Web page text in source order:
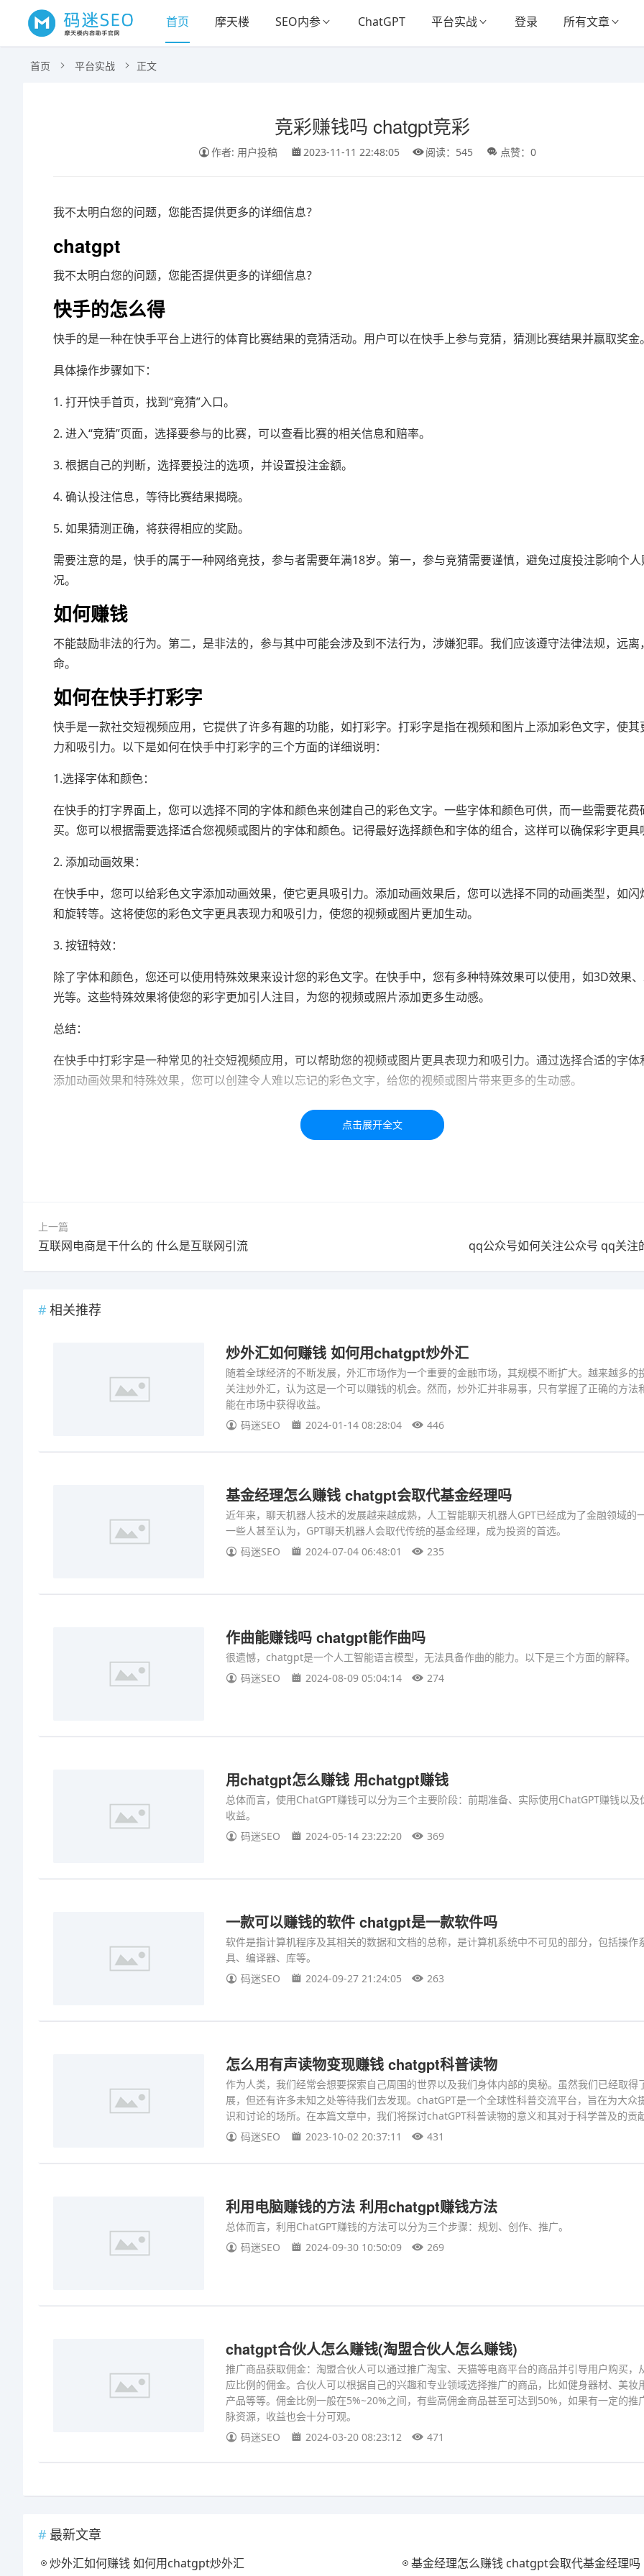
首页 摩天楼 SEO内参 ChatGPT 平台实战 登录 所有文章
首页 平台实战 正文
竞彩赚钱吗 chatgpt竞彩
作者: 用户投稿 2023-11-11 22:48:05 阅读：545 点赞：0
我不太明白您的问题，您能否提供更多的详细信息？
chatgpt
我不太明白您的问题，您能否提供更多的详细信息？
快手的怎么得
快手的是一种在快手平台上进行的体育比赛结果的竞猜活动。用户可以在快手上参与竞猜，猜测比赛结果并赢取奖金。
具体操作步骤如下：
1. 打开快手首页，找到“竞猜”入口。
2. 进入“竞猜”页面，选择要参与的比赛，可以查看比赛的相关信息和赔率。
3. 根据自己的判断，选择要投注的选项，并设置投注金额。
4. 确认投注信息，等待比赛结果揭晓。
5. 如果猜测正确，将获得相应的奖励。
需要注意的是，快手的属于一种网络竞技，参与者需要年满18岁。第一，参与竞猜需要谨慎，避免过度投注影响个
况。
如何赚钱
不能鼓励非法的行为。第二，是非法的，参与其中可能会涉及到不法行为，涉嫌犯罪。我们应该遵守法律法规，远离
命。
如何在快手打彩字
快手是一款社交短视频应用，它提供了许多有趣的功能，如打彩字。打彩字是指在视频和图片上添加彩色文字，使其
力和吸引力。以下是如何在快手中打彩字的三个方面的详细说明：
1.选择字体和颜色：
在快手的打字界面上，您可以选择不同的字体和颜色来创建自己的彩色文字。一些字体和颜色可供，而一些需要花费
买。您可以根据需要选择适合您视频或图片的字体和颜色。记得最好选择颜色和字体的组合，这样可以确保彩字更具
2. 添加动画效果：
在快手中，您可以给彩色文字添加动画效果，使它更具吸引力。添加动画效果后，您可以选择不同的动画类型，如闪
和旋转等。这将使您的彩色文字更具表现力和吸引力，使您的视频或图片更加生动。
3. 按钮特效：
除了字体和颜色，您还可以使用特殊效果来设计您的彩色文字。在快手中，您有多种特殊效果可以使用，如3D效果
光等。这些特殊效果将使您的彩字更加引人注目，为您的视频或照片添加更多生动感。
总结：
在快手中打彩字是一种常见的社交短视频应用，可以帮助您的视频或图片更具表现力和吸引力。通过选择合适的字体
添加动画效果和特殊效果，您可以创建令人难以忘记的彩色文字，给您的视频或图片带来更多的生动感。
本站内容均为「码迷SEO」网友免费分享整理，仅用于学习交流，如有疑问，请联系我们48小时处理！！！！
上一篇
互联网电商是干什么的 什么是互联网引流 qq公众号如何关注公众号 qq关注
相关推荐
炒外汇如何赚钱 如何用chatgpt炒外汇
随着全球经济的不断发展，外汇市场作为一个重要的金融市场，其规模不断扩大。越来越多的
关注炒外汇，认为这是一个可以赚钱的机会。然而，炒外汇并非易事，只有掌握了正确的方法
能在市场中获得收益。
码迷SEO
2024-01-14 08:28:04 446
基金经理怎么赚钱 chatgpt会取代基金经理吗
近年来，聊天机器人技术的发展越来越成熟，人工智能聊天机器人GPT已经成为了金融领域的
一些人甚至认为，GPT聊天机器人会取代传统的基金经理，成为投资的首选。
码迷SEO
2024-07-04 06:48:01 235
作曲能赚钱吗 chatgpt能作曲吗
很遗憾，chatgpt是一个人工智能语言模型，无法具备作曲的能力。以下是三个方面的解释。
码迷SEO
2024-08-09 05:04:14 274
用chatgpt怎么赚钱 用chatgpt赚钱
总体而言，使用ChatGPT赚钱可以分为三个主要阶段：前期准备、实际使用ChatGPT赚钱以及
收益。
码迷SEO
2024-05-14 23:22:20 369
一款可以赚钱的软件 chatgpt是一款软件吗
软件是指计算机程序及其相关的数据和文档的总称，是计算机系统中不可见的部分，包括操作
具、编译器、库等。
码迷SEO
2024-09-27 21:24:05 263
怎么用有声读物变现赚钱 chatgpt科普读物
作为人类，我们经常会想要探索自己周围的世界以及我们身体内部的奥秘。虽然我们已经取得
展，但还有许多未知之处等待我们去发现。chatGPT是一个全球性科普交流平台，旨在为大众
识和讨论的场所。在本篇文章中，我们将探讨chatGPT科普读物的意义和其对于科学普及的贡献
码迷SEO
2023-10-02 20:37:11 431
利用电脑赚钱的方法 利用chatgpt赚钱方法
总体而言，利用ChatGPT赚钱的方法可以分为三个步骤：规划、创作、推广。
码迷SEO
2024-09-30 10:50:09 269
chatgpt合伙人怎么赚钱(淘盟合伙人怎么赚钱)
推广商品获取佣金：淘盟合伙人可以通过推广淘宝、天猫等电商平台的商品并引导用户购买，
应比例的佣金。合伙人可以根据自己的兴趣和专业领域选择推广的商品，比如健身器材、美妆
产品等等。佣金比例一般在5%~20%之间，有些高佣金商品甚至可达到50%，如果有一定的推
脉资源，收益也会十分可观。
码迷SEO
2024-03-20 08:23:12 471
最新文章
炒外汇如何赚钱 如何用chatgpt炒外汇 基金经理怎么赚钱 chatgpt会取代基金经理吗